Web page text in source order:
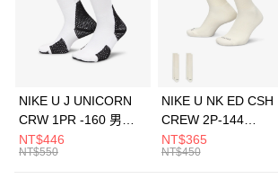
合作金庫商業銀行
第一商業銀行
華南商業銀行
彰化商業銀行
上海商業儲蓄銀行
元大商業銀行
Apple Pay
全盈+PAY
AFTEE先享後付
NIKE U J UNICORN
CRW 1PR -160 男女
中統襪 FZ3393100
NT$446
NT$550
NIKE U NK ED CSH
CREW 2P-144
EMBRDY 男女 短統襪
FZ3073133
NT$365
NT$450